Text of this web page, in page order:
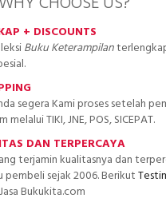
+ DISCOUNTS
Buku Keterampilan
segera Kami proses setelah
melalui TIKI, JNE, POS, SICEPAT.
DAN TERPERCAYA
terjamin kualitasnya dan
pembeli sejak 2006. Berikut
Bukukita.com